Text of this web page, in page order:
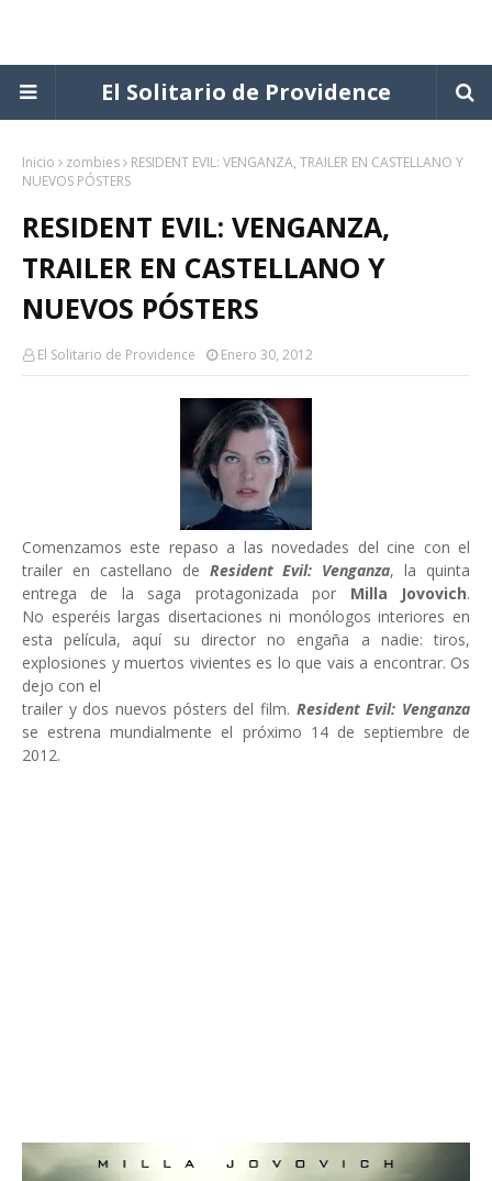
El Solitario de Providence
Inicio zombies
RESIDENT EVIL: VENGANZA, TRAILER EN CASTELLANO Y
NUEVOS PÓSTERS
RESIDENT EVIL: VENGANZA,
TRAILER EN CASTELLANO Y
NUEVOS PÓSTERS
El Solitario de Providence Enero 30, 2012
Comenzamos este repaso a las novedades del cine con el
trailer en castellano de Resident Evil: Venganza, la quinta
entrega de la saga protagonizada por Milla Jovovich.
No esperéis largas disertaciones ni monólogos interiores en
esta película, aquí su director no engaña a nadie: tiros,
explosiones y muertos vivientes es lo que vais a encontrar. Os
dejo con el
trailer y dos nuevos pósters del film. Resident Evil: Venganza
se estrena mundialmente el próximo 14 de septiembre de
2012.